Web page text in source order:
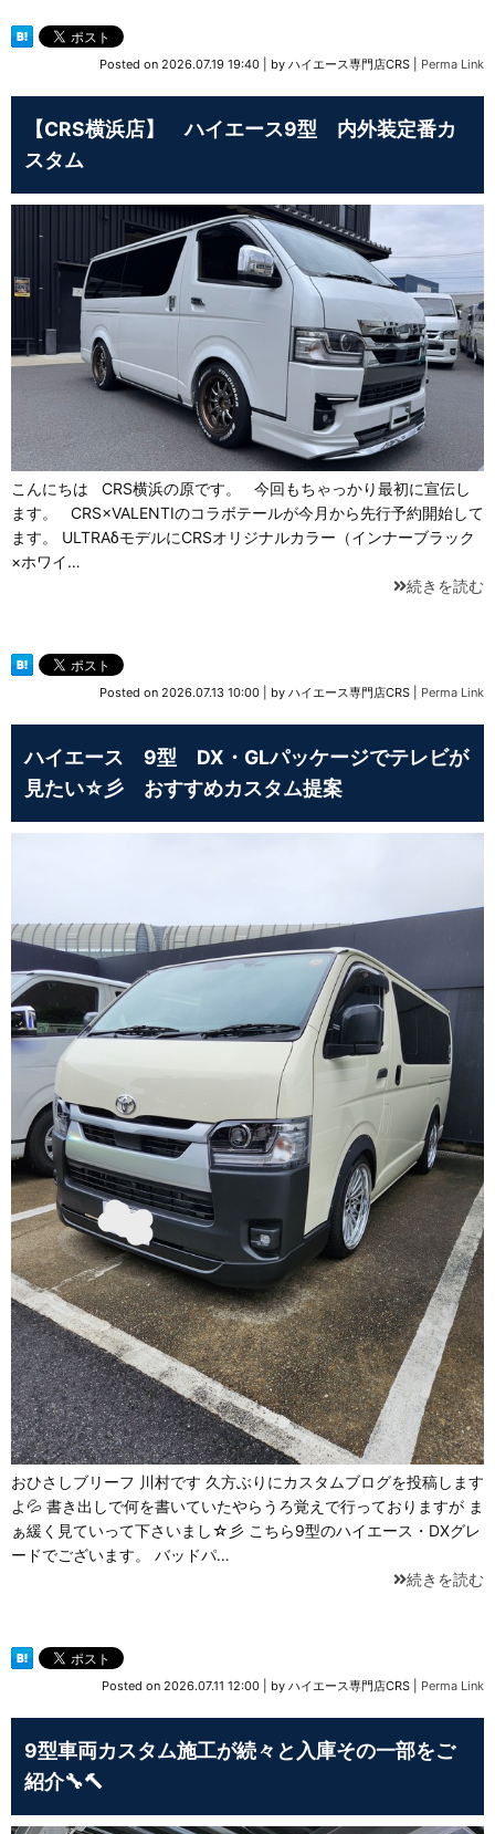
Posted on 2026.07.19 19:40 by ハイエース専門店CRS Perma Link
【CRS横浜店】 ハイエース9型 内外装定番カ
スタム
こんにちは CRS横浜の原です。 今回もちゃっかり最初に宣伝し
ます。 CRS×VALENTIのコラボテールが今月から先行予約開始して
ます。 ULTRAδモデルにCRSオリジナルカラー（インナーブラック
×ホワイ…
続きを読む
Posted on 2026.07.13 10:00 by ハイエース専門店CRS Perma Link
ハイエース 9型 DX・GLパッケージでテレビが
見たい☆彡 おすすめカスタム提案
おひさしブリーフ 川村です 久方ぶりにカスタムブログを投稿します
よ💦 書き出しで何を書いていたやらうろ覚えで行っておりますが ま
ぁ緩く見ていって下さいまし☆彡 こちら9型のハイエース・DXグレ
ードでございます。 バッドパ…
続きを読む
Posted on 2026.07.11 12:00 by ハイエース専門店CRS Perma Link
9型車両カスタム施工が続々と入庫その一部をご
紹介🔧🔨